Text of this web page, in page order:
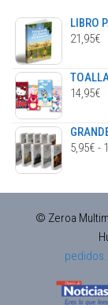
LIBRO
21,95€
14,95€
5,95€ -
© Zeroa